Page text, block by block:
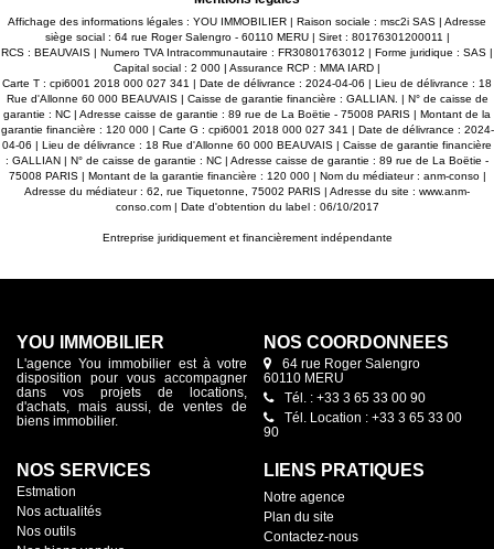
Téléphone: 06 47 93 23 64
Affichage des informations légales : YOU IMMOBILIER | Raison sociale : msc2i SAS | Adresse
siège social : 64 rue Roger Salengro - 60110 MERU | Siret : 80176301200011 |
RCS : BEAUVAIS | Numero TVA Intracommunautaire : FR30801763012 | Forme juridique : SAS |
Capital social : 2 000 | Assurance RCP : MMA IARD |
Carte T : cpi6001 2018 000 027 341 | Date de délivrance : 2024-04-06 | Lieu de délivrance : 18
Rue d'Allonne 60 000 BEAUVAIS | Caisse de garantie financière : GALLIAN. | N° de caisse de
garantie : NC | Adresse caisse de garantie : 89 rue de La Boëtie - 75008 PARIS | Montant de la
garantie financière : 120 000 | Carte G : cpi6001 2018 000 027 341 | Date de délivrance : 2024-
04-06 | Lieu de délivrance : 18 Rue d'Allonne 60 000 BEAUVAIS | Caisse de garantie financière
: GALLIAN | N° de caisse de garantie : NC | Adresse caisse de garantie : 89 rue de La Boëtie -
75008 PARIS | Montant de la garantie financière : 120 000 | Nom du médiateur : anm-conso |
Adresse du médiateur : 62, rue Tiquetonne, 75002 PARIS | Adresse du site : www.anm-
conso.com| Date d'obtention du label : 06/10/2017
Entreprise juridiquement et financièrement indépendante
YOU IMMOBILIER
L'agence You immobilier est à votre
disposition pour vous accompagner
dans vos projets de locations,
d'achats, mais aussi, de ventes de
biens immobilier.
NOS COORDONNÉES
64 rue Roger Salengro
60110 MERU
Tél. : +33 3 65 33 00 90
Tél. Location : +33 3 65 33 00
90
NOS SERVICES
Estmation
Nos actualités
Nos outils
LIENS PRATIQUES
Notre agence
Plan du site
Contactez-nous